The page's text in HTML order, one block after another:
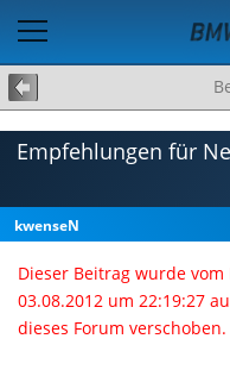
Empfehlungen für
kwenseN
Dieser Beitrag wurde
03.08.2012 um 22:19:27
dieses Forum verschoben.